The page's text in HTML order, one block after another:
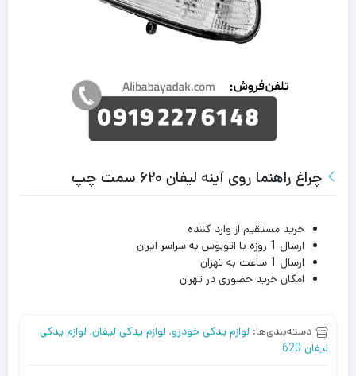
چراغ راهنما روی آینه لیفان ۶۲۰ سمت چپ
خرید مستقیم از وارد کننده
ارسال 1 روزه با اتوبوس به سراسر ایران
ارسال 1 ساعت به تهران
امکان خرید حضوری در تهران
دسته‌بندی‌ها: لوازم یدکی خودرو, لوازم یدکی لیفان, لوازم یدکی
لیفان 620